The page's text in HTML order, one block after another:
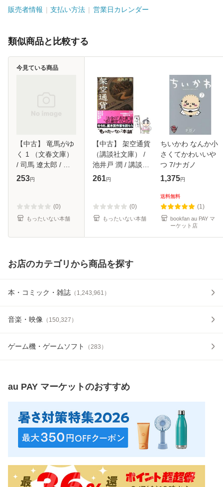
販売者情報 支払い方法 営業日カレンダー
類似商品と比較する
【中古】 竜馬がゆ
く 1 （文春文庫）
/ 司馬 遼太郎 / 文
藝春秋 [文庫]【メ
253円
(0)
もったいない本舗
今見ている商品
【中古】 架空通貨
（講談社文庫） /
池井戸 潤 / 講談社
[文庫]【メール便送
261円
(0)
もったいない本舗
ちいかわ なんか小
さくてかわいいや
つ 7/ナガノ
1,375円
送料無料
(1)
bookfan au PAY マ
ーケット店
お店のカテゴリから商品を探す
本・コミック・雑誌 （ 1,243,961 ）
音楽・映像 （ 150,327 ）
ゲーム機・ゲームソフト （283 ）
au PAY マーケットのおすすめ